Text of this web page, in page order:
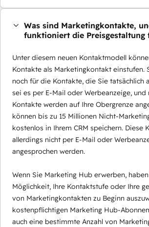
Was sind Marketingkontakte,
funktioniert die Preisgestaltung
Unter diesem neuen Kontaktmodell
Kontakte als Marketingkontakt einstufen.
noch für die Kontakte, die Sie tatsächlich
sei es per E-Mail oder Werbeanzeige, und
Kontakte werden auf Ihre Obergrenze
können bis zu 15 Millionen Nicht-
kostenlos in Ihrem CRM speichern. Diese
allerdings nicht per E-Mail oder
angesprochen werden.
Wenn Sie Marketing Hub erwerben,
Möglichkeit, Ihre Kontaktstufe oder Ihre
von Marketingkontakten zu Beginn
kostenpflichtigen Marketing Hub-
auch eine bestimmte Anzahl von